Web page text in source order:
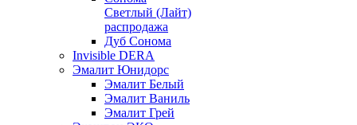
Светлый (Лайт)
распродажа
Дуб Сонома
Invisible DERA
Эмалит Юнидорс
Эмалит Белый
Эмалит Ваниль
Эмалит Грей